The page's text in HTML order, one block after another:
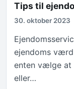
Tips til
30. oktober 2023
ejendoms
enten vælge at
eller…